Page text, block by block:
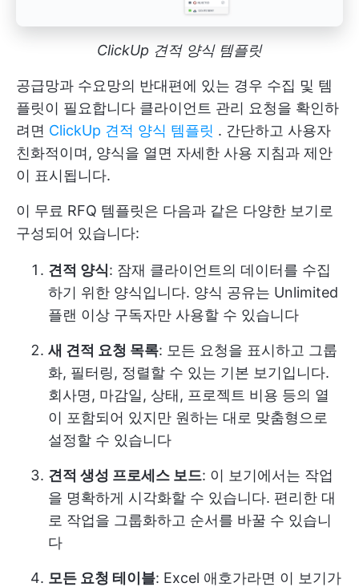
ClickUp 견적 양식 템플릿
공급망과 수요망의 반대편에 있는 경우 수집 및 템
플릿이 필요합니다 클라이언트 관리 요청을 확인하
려면 ClickUp 견적 양식 템플릿 . 간단하고 사용자
친화적이며, 양식을 열면 자세한 사용 지침과 제안
이 표시됩니다.
이 무료 RFQ 템플릿은 다음과 같은 다양한 보기로
구성되어 있습니다:
견적 양식: 잠재 클라이언트의 데이터를 수집
하기 위한 양식입니다. 양식 공유는 Unlimited
플랜 이상 구독자만 사용할 수 있습니다
새 견적 요청 목록: 모든 요청을 표시하고 그룹
화, 필터링, 정렬할 수 있는 기본 보기입니다.
회사명, 마감일, 상태, 프로젝트 비용 등의 열
이 포함되어 있지만 원하는 대로 맞춤형으로
설정할 수 있습니다
견적 생성 프로세스 보드: 이 보기에서는 작업
을 명확하게 시각화할 수 있습니다. 편리한 대
로 작업을 그룹화하고 순서를 바꿀 수 있습니
다
모든 요청 테이블: Excel 애호가라면 이 보기가